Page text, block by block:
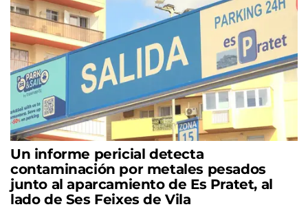
Un informe pericial detecta
contaminación por metales pesados
junto al aparcamiento de Es Pratet, al
lado de Ses Feixes de Vila